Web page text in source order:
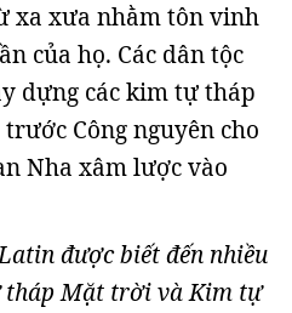
xa xưa nhằm tôn vinh
của họ. Các dân tộc
dựng các kim tự tháp
Công nguyên cho
Nha xâm lược vào
được biết đến nhiều
tháp Mặt trời và Kim tự